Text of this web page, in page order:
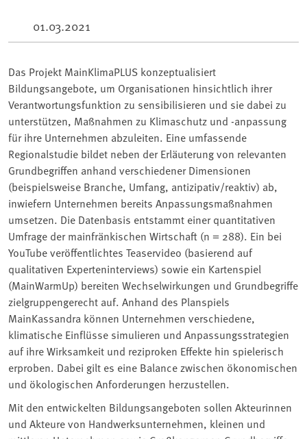
01.03.2021
Das Projekt MainKlimaPLUS konzeptualisiert
Bildungsangebote, um Organisationen hinsichtlich ihrer
Verantwortungsfunktion zu sensibilisieren und sie dabei zu
unterstützen, Maßnahmen zu Klimaschutz und -anpassung
für ihre Unternehmen abzuleiten. Eine umfassende
Regionalstudie bildet neben der Erläuterung von relevanten
Grundbegriffen anhand verschiedener Dimensionen
(beispielsweise Branche, Umfang, antizipativ/reaktiv) ab,
inwiefern Unternehmen bereits Anpassungsmaßnahmen
umsetzen. Die Datenbasis entstammt einer quantitativen
Umfrage der mainfränkischen Wirtschaft (n = 288). Ein bei
YouTube veröffentlichtes Teaservideo (basierend auf
qualitativen Experteninterviews) sowie ein Kartenspiel
(MainWarmUp) bereiten Wechselwirkungen und Grundbegriffe
zielgruppengerecht auf. Anhand des Planspiels
MainKassandra können Unternehmen verschiedene,
klimatische Einflüsse simulieren und Anpassungsstrategien
auf ihre Wirksamkeit und reziproken Effekte hin spielerisch
erproben. Dabei gilt es eine Balance zwischen ökonomischen
und ökologischen Anforderungen herzustellen.
Mit den entwickelten Bildungsangeboten sollen Akteurinnen
und Akteure von Handwerksunternehmen, kleinen und